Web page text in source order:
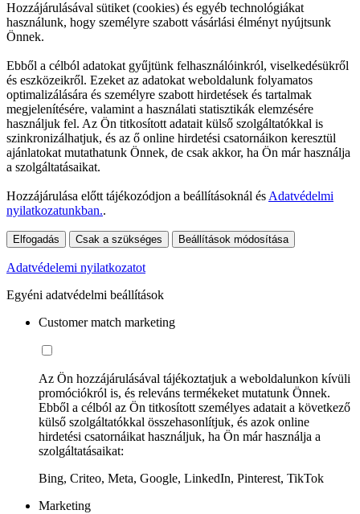
Hozzájárulásával sütiket (cookies) és egyéb technológiákat
használunk, hogy személyre szabott vásárlási élményt nyújtsunk
Önnek.
Ebből a célból adatokat gyűjtünk felhasználóinkról, viselkedésükről
és eszközeikről. Ezeket az adatokat weboldalunk folyamatos
optimalizálására és személyre szabott hirdetések és tartalmak
megjelenítésére, valamint a használati statisztikák elemzésére
használjuk fel. Az Ön titkosított adatait külső szolgáltatókkal is
szinkronizálhatjuk, és az ő online hirdetési csatornáikon keresztül
ajánlatokat mutathatunk Önnek, de csak akkor, ha Ön már használja
a szolgáltatásaikat.
Hozzájárulása előtt tájékozódjon a beállításoknál ésAdatvédelmi
nyilatkozatunkban..
Elfogadás Csak a szükséges Beállítások módosítása
Adatvédelemi nyilatkozatot
Egyéni adatvédelmi beállítások
Customer match marketing
Az Ön hozzájárulásával tájékoztatjuk a weboldalunkon kívüli
promóciókról is, és releváns termékeket mutatunk Önnek.
Ebből a célból az Ön titkosított személyes adatait a következő
külső szolgáltatókkal összehasonlítjuk, és azok online
hirdetési csatornáikat használjuk, ha Ön már használja a
szolgáltatásaikat:
Bing, Criteo, Meta, Google, LinkedIn, Pinterest, TikTok
Marketing